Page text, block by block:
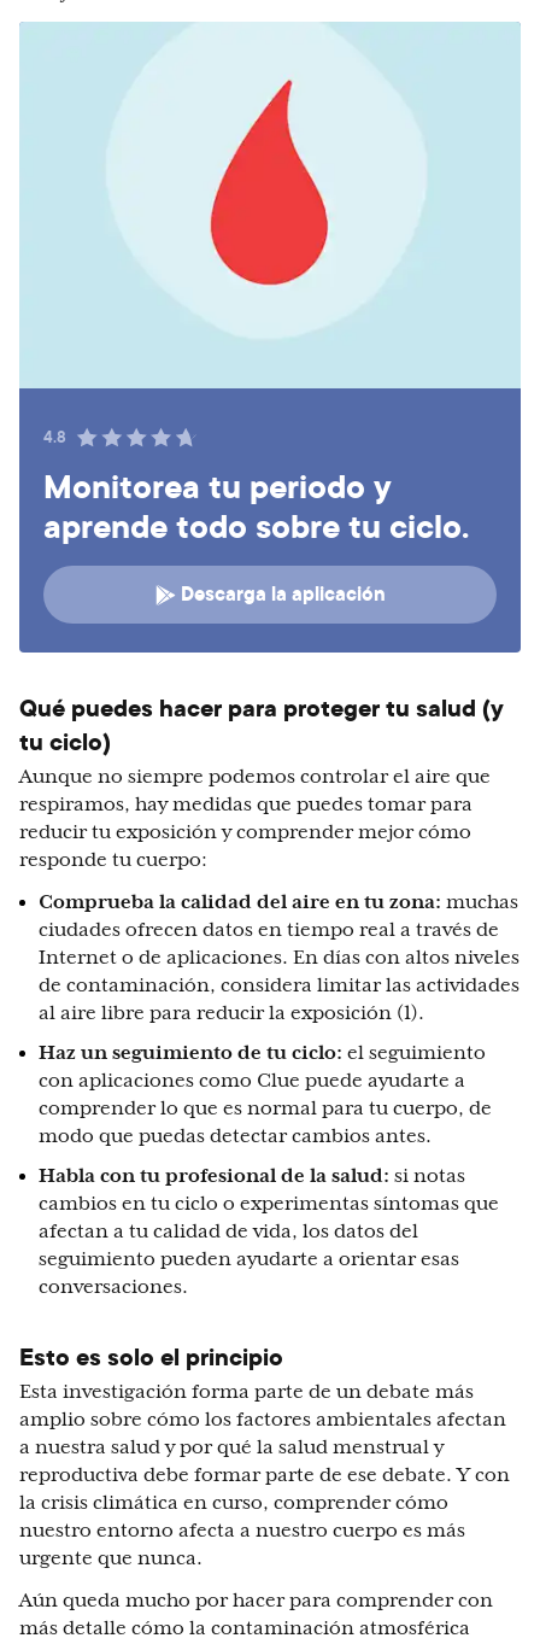
4.8
Monitorea tu periodo y
aprende todo sobre tu ciclo.
Descarga la aplicación
Qué puedes hacer para proteger tu salud (y
tu ciclo)
Aunque no siempre podemos controlar el aire que
respiramos, hay medidas que puedes tomar para
reducir tu exposición y comprender mejor cómo
responde tu cuerpo:
Comprueba la calidad del aire en tu zona: muchas
ciudades ofrecen datos en tiempo real a través de
Internet o de aplicaciones. En días con altos niveles
de contaminación, considera limitar las actividades
al aire libre para reducir la exposición (1).
Haz un seguimiento de tu ciclo: el seguimiento
con aplicaciones como Clue puede ayudarte a
comprender lo que es normal para tu cuerpo, de
modo que puedas detectar cambios antes.
Habla con tu profesional de la salud: si notas
cambios en tu ciclo o experimentas síntomas que
afectan a tu calidad de vida, los datos del
seguimiento pueden ayudarte a orientar esas
conversaciones.
Esto es solo el principio
Esta investigación forma parte de un debate más
amplio sobre cómo los factores ambientales afectan
a nuestra salud y por qué la salud menstrual y
reproductiva debe formar parte de ese debate. Y con
la crisis climática en curso, comprender cómo
nuestro entorno afecta a nuestro cuerpo es más
urgente que nunca.
Aún queda mucho por hacer para comprender con
más detalle cómo la contaminación atmosférica